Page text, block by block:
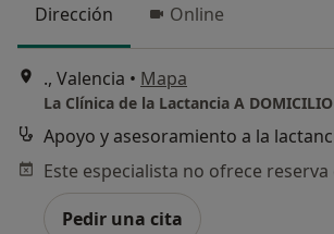
Dirección Online
., Valencia • Mapa
La Clínica de la Lactancia A DOMICILIO
Pedir una cita